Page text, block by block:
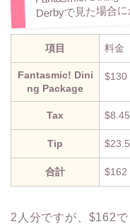
Derbyで見た場合
項目 料金
Fantasmic! Dini
ng Package
$130
Tax $8.45
Tip
合計 $162
2人分ですが、$162で